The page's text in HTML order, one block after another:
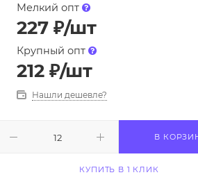
Мелкий опт
227 ₽/шт
Крупный опт
212 ₽/шт
Нашли дешевле?
В
КУПИТЬ В 1 КЛИК